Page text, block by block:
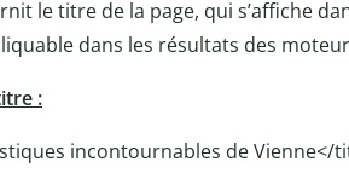
le titre de la page, qui s’affiche
dans les résultats des
:
incontournables de Vienne</